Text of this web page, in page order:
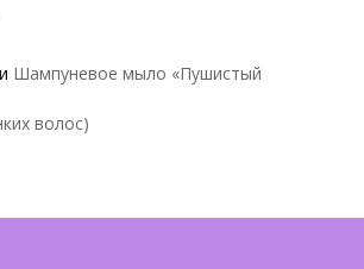
Шампуневое мыло «Пушистый
волос)